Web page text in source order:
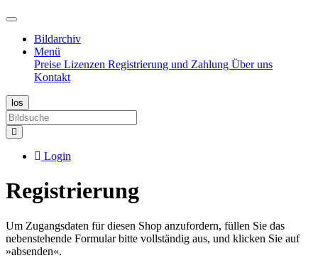
Bildarchiv
Menü
Preise Lizenzen Registrierung und Zahlung Über uns
Kontakt
Login
Registrierung
Um Zugangsdaten für diesen Shop anzufordern, füllen Sie das
nebenstehende Formular bitte vollständig aus, und klicken Sie auf
»absenden«.